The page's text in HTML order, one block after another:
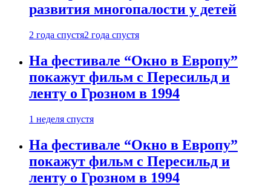
развития многопалости у детей
2 года спустя2 года спустя
На фестивале “Окно в Европу”
покажут фильм с Пересильд и
ленту о Грозном в 1994
1 неделя спустя
На фестивале “Окно в Европу”
покажут фильм с Пересильд и
ленту о Грозном в 1994